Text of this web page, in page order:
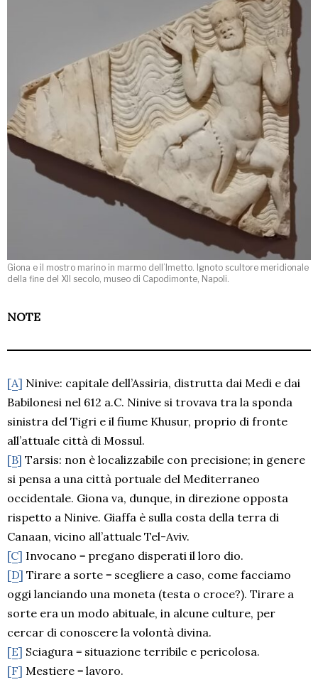
Giona e il mostro marino in marmo dell’Imetto. Ignoto scultore meridionale
della fine del XII secolo, museo di Capodimonte, Napoli.
NOTE
[A] Ninive: capitale dell’Assiria, distrutta dai Medi e dai
Babilonesi nel 612 a.C. Ninive si trovava tra la sponda
sinistra del Tigri e il fiume Khusur, proprio di fronte
all’attuale città di Mossul.
[B] Tarsis: non è localizzabile con precisione; in genere
si pensa a una città portuale del Mediterraneo
occidentale. Giona va, dunque, in direzione opposta
rispetto a Ninive. Giaffa è sulla costa della terra di
Canaan, vicino all’attuale Tel-Aviv.
[C] Invocano = pregano disperati il loro dio.
[D] Tirare a sorte = scegliere a caso, come facciamo
oggi lanciando una moneta (testa o croce?). Tirare a
sorte era un modo abituale, in alcune culture, per
cercar di conoscere la volontà divina.
[E] Sciagura = situazione terribile e pericolosa.
[F] Mestiere = lavoro.